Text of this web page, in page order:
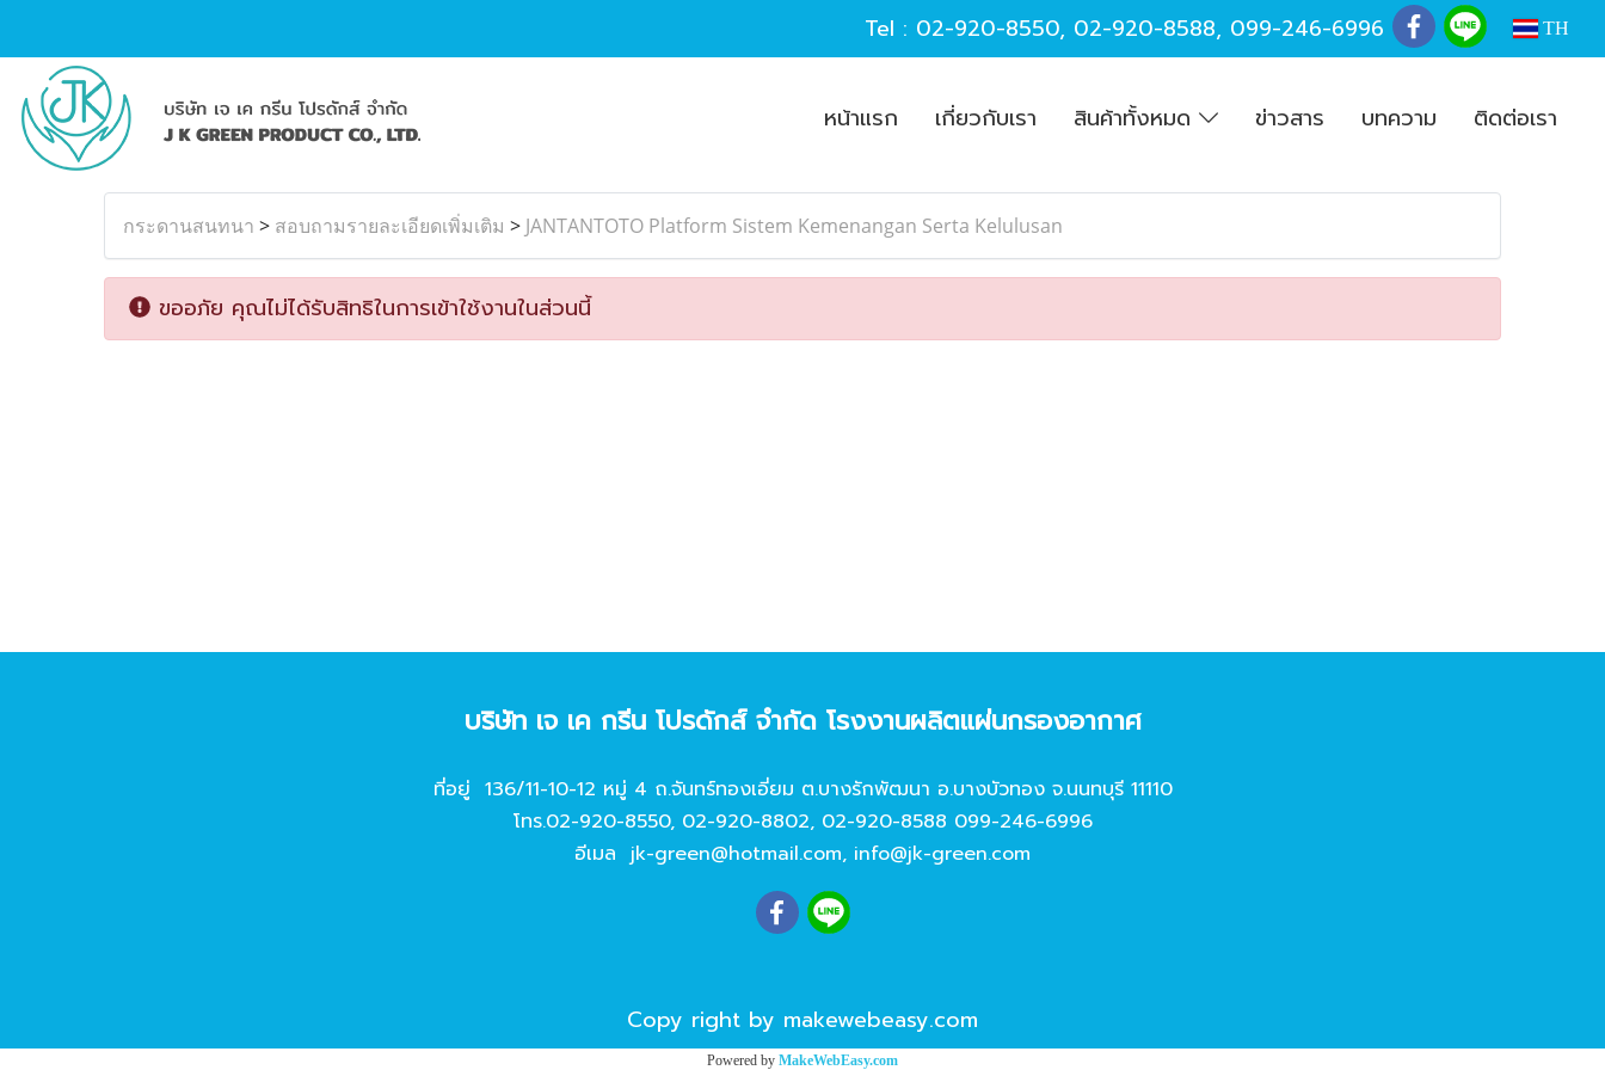
Tel : 02-920-8550, 02-920-8588, 099-246-6996 TH
หน้าแรก เกี่ยวกับเรา สินค้าทั้งหมด ข่าวสาร บทความ ติดต่อเรา
กระดานสนทนา > สอบถามรายละเอียดเพิ่มเติม > JANTANTOTO Platform Sistem Kemenangan Serta Kelulusan
ขออภัย คุณไม่ได้รับสิทธิในการเข้าใช้งานในส่วนนี้
บริษัท เจ เค กรีน โปรดักส์ จํากัด โรงงานผลิตแผ่นกรองอากาศ
ที่อยู่ 136/11-10-12 หมู่ 4 ถ.จันทร์ทองเอี่ยม ต.บางรักพัฒนา อ.บางบัวทอง จ.นนทบุรี 11110
โทร.02-920-8550, 02-920-8802, 02-920-8588 099-246-6996
อีเมล jk-green@hotmail.com, info@jk-green.com
Copy right by makewebeasy.com
Powered by MakeWebEasy.com